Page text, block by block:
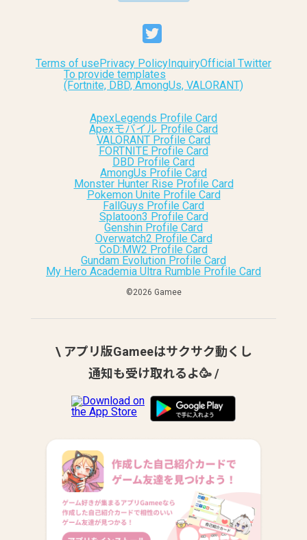
Terms of usePrivacy Policy InquiryOfficial Twitter
To provide templates
(Fortnite, DBD, AmongUs, VALORANT)
ApexLegends Profile Card
Apexモバイル Profile Card
VALORANT Profile Card
FORTNITE Profile Card
DBD Profile Card
AmongUs Profile Card
Monster Hunter Rise Profile Card
Pokemon Unite Profile Card
FallGuys Profile Card
Splatoon3 Profile Card
Genshin Profile Card
Overwatch2 Profile Card
CoD:MW2 Profile Card
Gundam Evolution Profile Card
My Hero Academia Ultra Rumble Profile Card
©︎2026 Gamee
\ アプリ版Gameeはサクサク動くし
通知も受け取れるよ🥳 /